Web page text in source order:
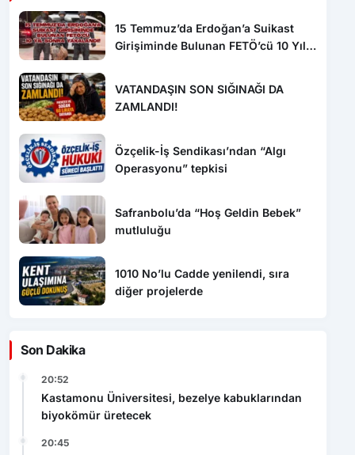
15 Temmuz’da Erdoğan’a Suikast
Girişiminde Bulunan FETÖ’cü 10 Yıl
VATANDAŞIN SON SIĞINAĞI DA
ZAMLANDI!
Özçelik-İş Sendikası’ndan “Algı
Operasyonu” tepkisi
Safranbolu’da “Hoş Geldin Bebek”
mutluluğu
1010 No’lu Cadde yenilendi, sıra
diğer projelerde
Son Dakika
20:52
Kastamonu Üniversitesi, bezelye kabuklarından
biyokömür üretecek
20:45